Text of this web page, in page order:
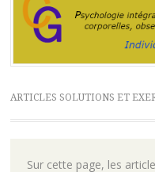
contenu
principal
ARTICLES SOLUTIONS ET
Sur cette page, les